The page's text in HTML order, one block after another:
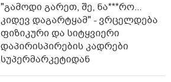
"გამოდი გარეთ, შე, ნა***რო...
კიდევ დაგარტყამ" - ვრცელდება
ფიზიკური და სიტყვიერი
დაპირისპირების კადრები
სუპერმარკეტიდან